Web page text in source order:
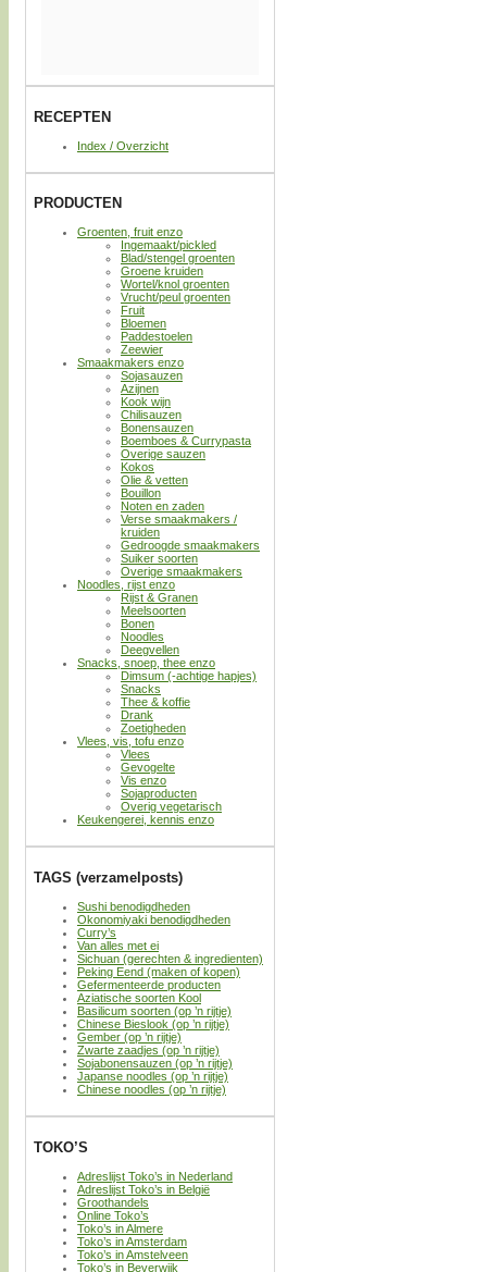
RECEPTEN
Index / Overzicht
PRODUCTEN
Groenten, fruit enzo
Ingemaakt/pickled
Blad/stengel groenten
Groene kruiden
Wortel/knol groenten
Vrucht/peul groenten
Fruit
Bloemen
Paddestoelen
Zeewier
Smaakmakers enzo
Sojasauzen
Azijnen
Kook wijn
Chilisauzen
Bonensauzen
Boemboes & Currypasta
Overige sauzen
Kokos
Olie & vetten
Bouillon
Noten en zaden
Verse smaakmakers /
kruiden
Gedroogde smaakmakers
Suiker soorten
Overige smaakmakers
Noodles, rijst enzo
Rijst & Granen
Meelsoorten
Bonen
Noodles
Deegvellen
Snacks, snoep, thee enzo
Dimsum (-achtige hapjes)
Snacks
Thee & koffie
Drank
Zoetigheden
Vlees, vis, tofu enzo
Vlees
Gevogelte
Vis enzo
Sojaproducten
Overig vegetarisch
Keukengerei, kennis enzo
TAGS (verzamelposts)
Sushi benodigdheden
Okonomiyaki benodigdheden
Curry’s
Van alles met ei
Sichuan (gerechten & ingredienten)
Peking Eend (maken of kopen)
Gefermenteerde producten
Aziatische soorten Kool
Basilicum soorten (op ’n rijtje)
Chinese Bieslook (op ’n rijtje)
Gember (op ’n rijtje)
Zwarte zaadjes (op ’n rijtje)
Sojabonensauzen (op ’n rijtje)
Japanse noodles (op ’n rijtje)
Chinese noodles (op ’n rijtje)
TOKO’S
Adreslijst Toko’s in Nederland
Adreslijst Toko’s in België
Groothandels
Online Toko’s
Toko’s in Almere
Toko’s in Amsterdam
Toko’s in Amstelveen
Toko’s in Beverwijk